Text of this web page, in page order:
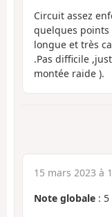
Circuit assez
quelques points
longue et très
.Pas difficile
montée raide ).
15 mars 2023 à
Note globale : 5